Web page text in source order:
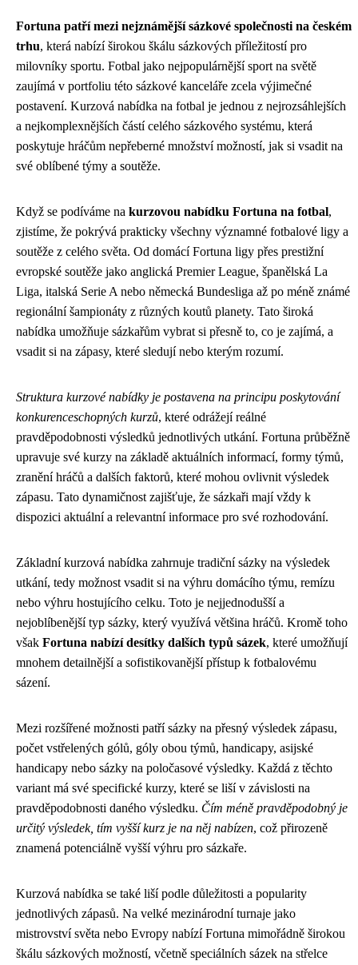
Fortuna patří mezi nejznámější sázkové společnosti na českém
trhu, která nabízí širokou škálu sázkových příležitostí pro
milovníky sportu. Fotbal jako nejpopulárnější sport na světě
zaujímá v portfoliu této sázkové kanceláře zcela výjimečné
postavení. Kurzová nabídka na fotbal je jednou z nejrozsáhlejších
a nejkomplexnějších částí celého sázkového systému, která
poskytuje hráčům nepřeberné množství možností, jak si vsadit na
své oblíbené týmy a soutěže.
Když se podíváme na kurzovou nabídku Fortuna na fotbal,
zjistíme, že pokrývá prakticky všechny významné fotbalové ligy a
soutěže z celého světa. Od domácí Fortuna ligy přes prestižní
evropské soutěže jako anglická Premier League, španělská La
Liga, italská Serie A nebo německá Bundesliga až po méně známé
regionální šampionáty z různých koutů planety. Tato široká
nabídka umožňuje sázkařům vybrat si přesně to, co je zajímá, a
vsadit si na zápasy, které sledují nebo kterým rozumí.
Struktura kurzové nabídky je postavena na principu poskytování
konkurenceschopných kurzů, které odrážejí reálné
pravděpodobnosti výsledků jednotlivých utkání. Fortuna průběžně
upravuje své kurzy na základě aktuálních informací, formy týmů,
zranění hráčů a dalších faktorů, které mohou ovlivnit výsledek
zápasu. Tato dynamičnost zajišťuje, že sázkaři mají vždy k
dispozici aktuální a relevantní informace pro své rozhodování.
Základní kurzová nabídka zahrnuje tradiční sázky na výsledek
utkání, tedy možnost vsadit si na výhru domácího týmu, remízu
nebo výhru hostujícího celku. Toto je nejjednodušší a
nejoblíbenější typ sázky, který využívá většina hráčů. Kromě toho
však Fortuna nabízí desítky dalších typů sázek, které umožňují
mnohem detailnější a sofistikovanější přístup k fotbalovému
sázení.
Mezi rozšířené možnosti patří sázky na přesný výsledek zápasu,
počet vstřelených gólů, góly obou týmů, handicapy, asijské
handicapy nebo sázky na poločasové výsledky. Každá z těchto
variant má své specifické kurzy, které se liší v závislosti na
pravděpodobnosti daného výsledku. Čím méně pravděpodobný je
určitý výsledek, tím vyšší kurz je na něj nabízen, což přirozeně
znamená potenciálně vyšší výhru pro sázkaře.
Kurzová nabídka se také liší podle důležitosti a popularity
jednotlivých zápasů. Na velké mezinárodní turnaje jako
mistrovství světa nebo Evropy nabízí Fortuna mimořádně širokou
škálu sázkových možností, včetně speciálních sázek na střelce